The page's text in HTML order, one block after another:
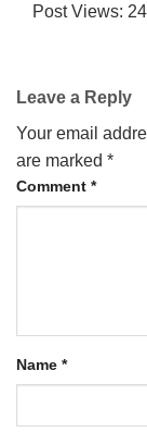
Post Views:
Leave a Reply
Your email
are marked *
Comment *
Name *